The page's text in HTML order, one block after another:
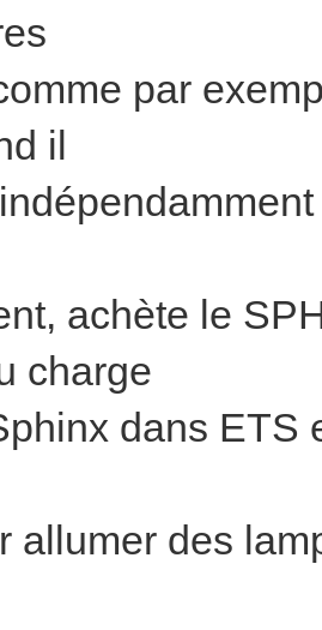
par
il
achète le
charge
dans ETS
des